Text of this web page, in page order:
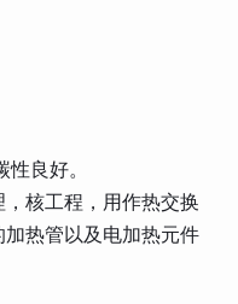
良好。
核工程，用作热交换
热管以及电加热元件